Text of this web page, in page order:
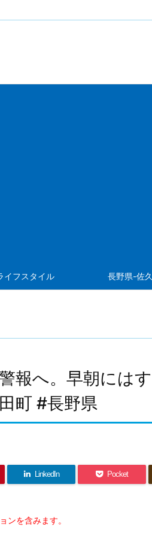
イフスタイル 長野県-佐
報へ。早朝には
町 #長野県
LinkedIn Pocket
ンを含みます。